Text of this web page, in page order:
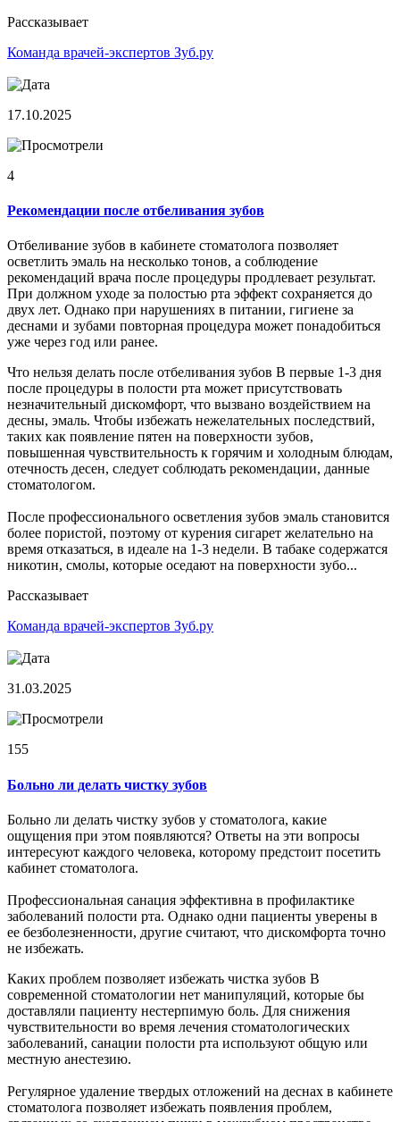
Рассказывает
Команда врачей-экспертов Зуб.ру
17.10.2025
4
Рекомендации после отбеливания зубов
Отбеливание зубов в кабинете стоматолога позволяет
осветлить эмаль на несколько тонов, а соблюдение
рекомендаций врача после процедуры продлевает результат.
При должном уходе за полостью рта эффект сохраняется до
двух лет. Однако при нарушениях в питании, гигиене за
деснами и зубами повторная процедура может понадобиться
уже через год или ранее.
Что нельзя делать после отбеливания зубов В первые 1-3 дня
после процедуры в полости рта может присутствовать
незначительный дискомфорт, что вызвано воздействием на
десны, эмаль. Чтобы избежать нежелательных последствий,
таких как появление пятен на поверхности зубов,
повышенная чувствительность к горячим и холодным блюдам,
отечность десен, следует соблюдать рекомендации, данные
стоматологом.
После профессионального осветления зубов эмаль становится
более пористой, поэтому от курения сигарет желательно на
время отказаться, в идеале на 1-3 недели. В табаке содержатся
никотин, смолы, которые оседают на поверхности зубо...
Рассказывает
Команда врачей-экспертов Зуб.ру
31.03.2025
155
Больно ли делать чистку зубов
Больно ли делать чистку зубов у стоматолога, какие
ощущения при этом появляются? Ответы на эти вопросы
интересуют каждого человека, которому предстоит посетить
кабинет стоматолога.
Профессиональная санация эффективна в профилактике
заболеваний полости рта. Однако одни пациенты уверены в
ее безболезненности, другие считают, что дискомфорта точно
не избежать.
Каких проблем позволяет избежать чистка зубов В
современной стоматологии нет манипуляций, которые бы
доставляли пациенту нестерпимую боль. Для снижения
чувствительности во время лечения стоматологических
заболеваний, санации полости рта используют общую или
местную анестезию.
Регулярное удаление твердых отложений на деснах в кабинете
стоматолога позволяет избежать появления проблем,